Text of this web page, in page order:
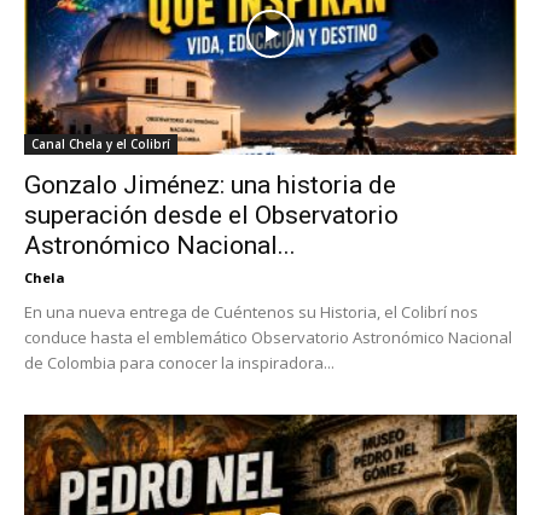
Canal Chela y el Colibrí
Gonzalo Jiménez: una historia de
superación desde el Observatorio
Astronómico Nacional...
Chela
En una nueva entrega de Cuéntenos su Historia, el Colibrí nos
conduce hasta el emblemático Observatorio Astronómico Nacional
de Colombia para conocer la inspiradora...